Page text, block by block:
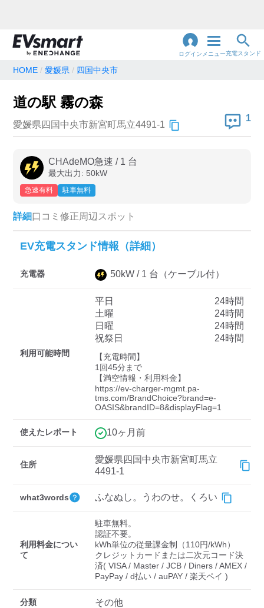
ログイン メニュー充電スタンド
地名・観光スポット・住所
充電器の種類
急速充電器のみ表示
高速道路上のみ表示
認証システム
三菱ディーラーを表示
日産ディーラーを表示
トヨタディーラーを表
示
中速-20kW-以上 急速-44kW-以上
検索する
HOME 愛媛県 四国中央市
道の駅 霧の森
愛媛県四国中央市新宮町馬立4491-1
1
CHAdeMO急速 / 1 台
最大出力: 50kW
急速有料 駐車無料
詳細口コミ 修正周辺スポット
EV充電スタンド情報（詳細）
充電器 50kW / 1 台 （ケーブル付）
利用可能時間
平日
24時間
土曜
24時間
日曜
24時間
祝祭日
24時間
【充電時間】
1回45分まで
【満空情報・利用料金】
https://ev-charger-mgmt.pa-
tms.com/BrandChoice?brand=e-
OASIS&brandID=8&displayFlag=1
使えたレポート 10ヶ月前
住所
愛媛県四国中央市新宮町馬立
4491-1
what3words ふなぬし。うわのせ。くろい
利用料金につい
て
駐車無料。
認証不要。
kWh単位の従量課金制（110円/kWh）
クレジットカードまたは二次元コード決
済( VISA / Master / JCB / Diners / AMEX /
PayPay / d払い / auPAY / 楽天ペイ )
分類 その他